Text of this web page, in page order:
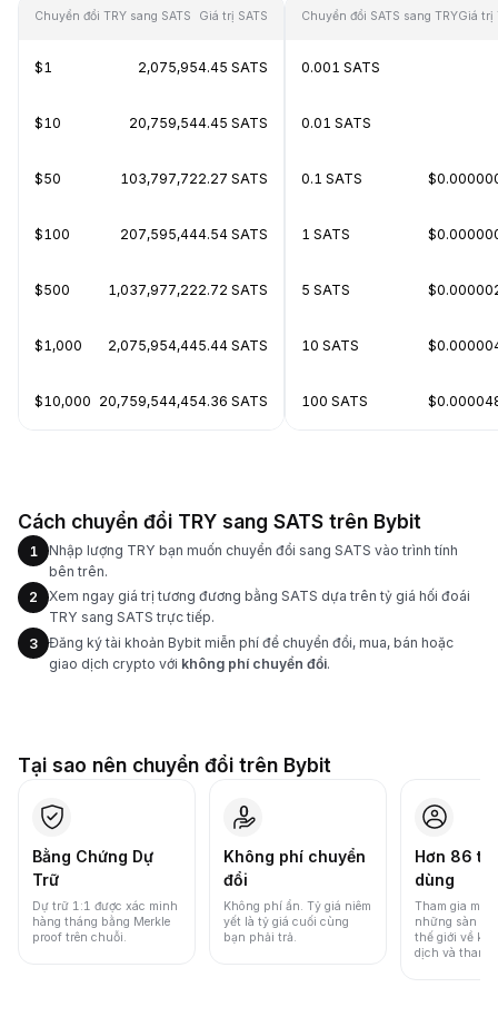
Chuyển đổi TRY sang SATS Giá trị SATS
$1 2,075,954.45 SATS
$10 20,759,544.45 SATS
$50 103,797,722.27 SATS
$100 207,595,444.54 SATS
$500 1,037,977,222.72 SATS
$1,000 2,075,954,445.44 SATS
$10,000 20,759,544,454.36 SATS
Chuyển đổi SATS sang TRYGiá trị
0.001 SATS
0.01 SATS
0.1 SATS
1 SATS
5 SATS
10 SATS
100 SATS
Cách chuyển đổi TRY sang SATS trên Bybit
1
Nhập lượng TRY bạn muốn chuyển đổi sang SATS vào trình tính
bên trên.
2
Xem ngay giá trị tương đương bằng SATS dựa trên tỷ giá hối đoái
TRY sang SATS trực tiếp.
3
Đăng ký tài khoản Bybit miễn phí để chuyển đổi, mua, bán hoặc
giao dịch crypto với không phí chuyển đổi.
Tại sao nên chuyển đổi trên Bybit
Bằng Chứng Dự
Trữ
Dự trữ 1:1 được xác minh
hàng tháng bằng Merkle
proof trên chuỗi.
Không phí chuyển
đổi
Không phí ẩn. Tỷ giá niêm
yết là tỷ giá cuối cùng
bạn phải trả.
Hơn 86
dùng
Tham gia một
những sàn
thế giới về
dịch và thanh